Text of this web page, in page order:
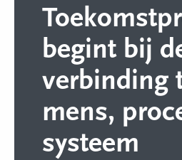
begint bij
verbinding
mens,
systeem